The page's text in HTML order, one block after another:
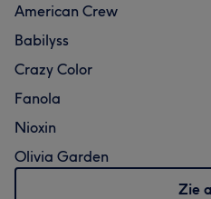
American Crew
Babilyss
Crazy Color
Fanola
Nioxin
Olivia Garden
Zie